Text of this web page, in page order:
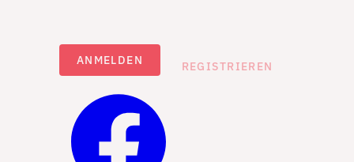
ANMELDEN REGISTRIEREN